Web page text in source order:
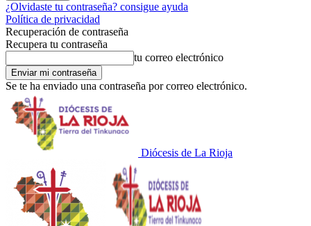
¿Olvidaste tu contraseña? consigue ayuda
Política de privacidad
Recuperación de contraseña
Recupera tu contraseña
tu correo electrónico
Se te ha enviado una contraseña por correo electrónico.
Diócesis de La Rioja